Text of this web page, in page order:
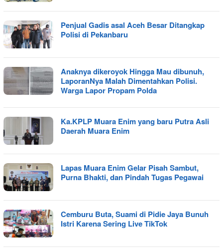
Penjual Gadis asal Aceh Besar Ditangkap
Polisi di Pekanbaru
Anaknya dikeroyok Hingga Mau dibunuh,
LaporanNya Malah Dimentahkan Polisi.
Warga Lapor Propam Polda
Ka.KPLP Muara Enim yang baru Putra Asli
Daerah Muara Enim
Lapas Muara Enim Gelar Pisah Sambut,
Purna Bhakti, dan Pindah Tugas Pegawai
Cemburu Buta, Suami di Pidie Jaya Bunuh
Istri Karena Sering Live TikTok